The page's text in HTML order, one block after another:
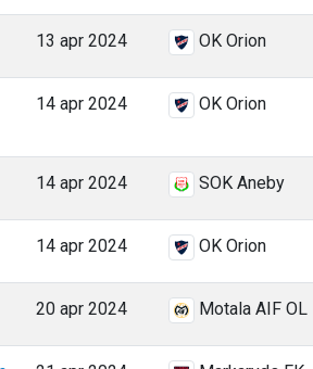
13 apr 2024 OK Orion
14 apr 2024 OK Orion
14 apr 2024 SOK Aneby
14 apr 2024 OK Orion
20 apr 2024 Motala AIF OL